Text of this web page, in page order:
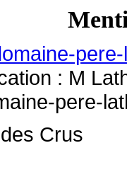
: M
pere-
Crus